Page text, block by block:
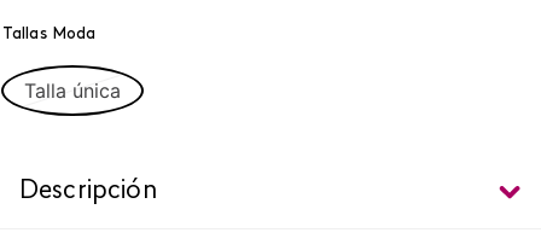
Tallas Moda
Talla única
Descripción